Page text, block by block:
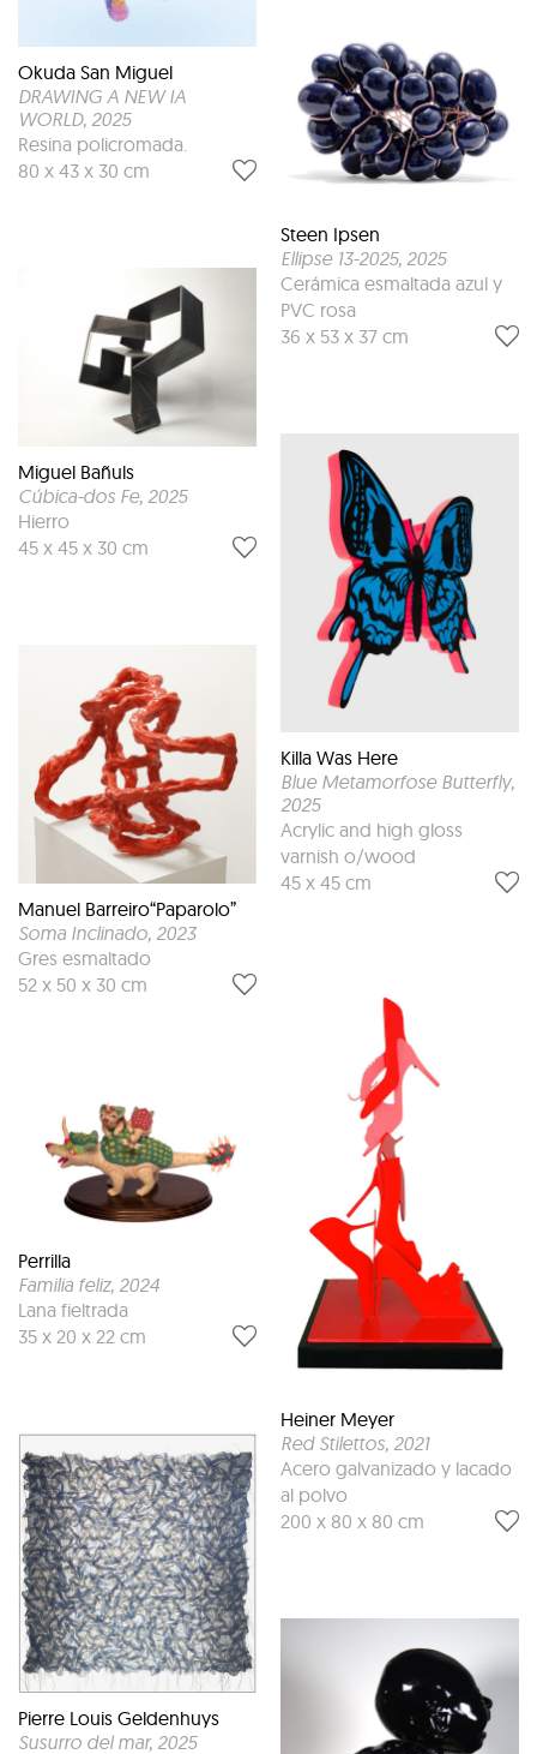
Okuda San Miguel
DRAWING A NEW IA
WORLD, 2025
Resina policromada.
80 x 43 x 30 cm
Miguel Bañuls
Cúbica-dos Fe, 2025
Hierro
45 x 45 x 30 cm
Manuel Barreiro“Paparolo”
Soma Inclinado, 2023
Gres esmaltado
52 x 50 x 30 cm
Perrilla
Familia feliz, 2024
Lana fieltrada
35 x 20 x 22 cm
Pierre Louis Geldenhuys
Susurro del mar, 2025
Steen Ipsen
Ellipse 13-2025, 2025
Cerámica esmaltada azul y
PVC rosa
36 x 53 x 37 cm
Killa Was Here
Blue Metamorfose Butterfly,
2025
Acrylic and high gloss
varnish o/wood
45 x 45 cm
Heiner Meyer
Red Stilettos, 2021
Acero galvanizado y lacado
al polvo
200 x 80 x 80 cm